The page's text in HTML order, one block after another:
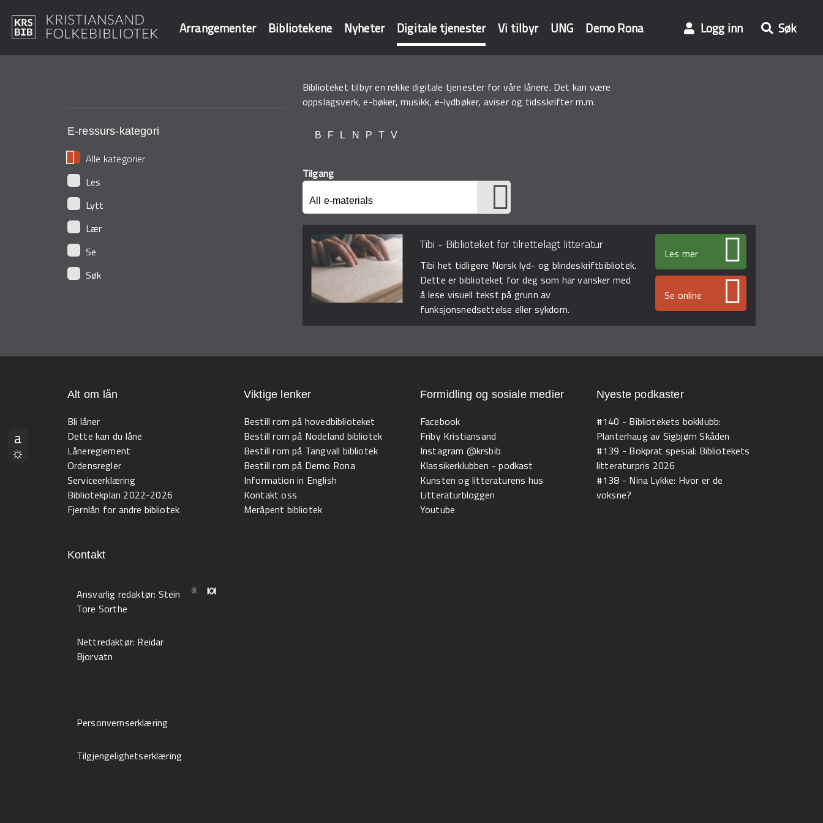
Arrangementer Bibliotekene Nyheter Digitale tjenester Vi tilbyr UNG Demo Rona Logg inn Søk
E-ressurs-kategori
Alle kategorier
Les
Lytt
Lær
Se
Søk
Biblioteket tilbyr en rekke digitale tjenester for våre lånere. Det kan være
oppslagsverk, e-bøker, musikk, e-lydbøker, aviser og tidsskrifter m.m.
B F L N P T V
Tilgang
Tibi - Biblioteket for tilrettelagt litteratur
Tibi het tidligere Norsk lyd- og blindeskriftbibliotek.
Dette er biblioteket for deg som har vansker med
å lese visuell tekst på grunn av
funksjonsnedsettelse eller sykdom.
Les mer
Se online
Alt om lån
Bli låner
Dette kan du låne
Lånereglement
Ordensregler
Serviceerklæring
Bibliotekplan 2022-2026
Fjernlån for andre bibliotek
Viktige lenker
Bestill rom på hovedbiblioteket
Bestill rom på Nodeland bibliotek
Bestill rom på Tangvall bibliotek
Bestill rom på Demo Rona
Information in English
Kontakt oss
Meråpent bibliotek
Formidling og sosiale medier
Facebook
Friby Kristiansand
Instagram @krsbib
Klassikerklubben - podkast
Kunsten og litteraturens hus
Litteraturbloggen
Youtube
Nyeste podkaster
#140 - Bibliotekets bokklubb:
Planterhaug av Sigbjørn Skåden
#139 - Bokprat spesial: Bibliotekets
litteraturpris 2026
#138 - Nina Lykke: Hvor er de
voksne?
Kontakt
Ansvarlig redaktør: Stein
Tore Sorthe
Nettredaktør: Reidar
Bjorvatn
Personvernserklæring
Tilgjengelighetserklæring